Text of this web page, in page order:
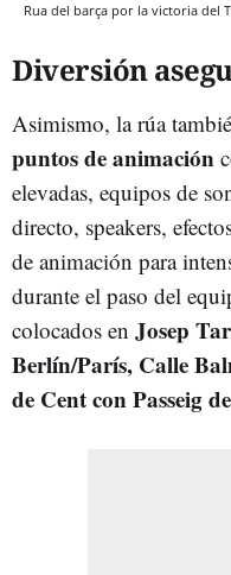
Rua del barça por la victoria del
Diversión
Asimismo, la rúa
puntos de animación
elevadas, equipos de
directo, speakers,
de animación para
durante el paso del
colocados en Josep
Berlín/París, Calle
de Cent con Passeig